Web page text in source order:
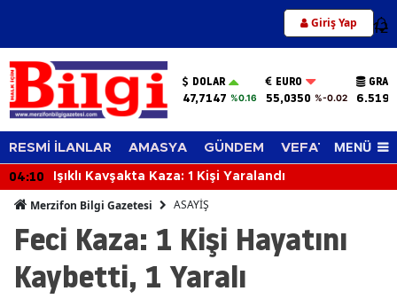
Giriş Yap 12
DOLAR
47,7147 %0.16
EURO
55,0350 %-0.02
RESMİ İLANLAR AMASYA GÜNDEM VEFAT EDENLER
MENÜ
04:10 Işıklı Kavşakta Kaza: 1 Kişi Yaralandı
Merzifon Bilgi Gazetesi ASAYİŞ
Feci Kaza: 1 Kişi Hayatını
Kaybetti, 1 Yaralı